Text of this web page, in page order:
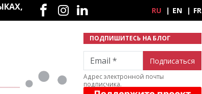
Социальные сети
RU EN FR
ПОДПИШИТЕСЬ НА БЛОГ
Email
Адрес электронной почты
подписчика.